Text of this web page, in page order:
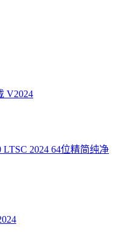
V2024
LTSC 2024 64位精简纯净